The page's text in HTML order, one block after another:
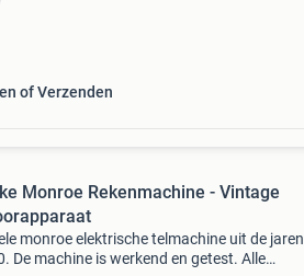
of Verzenden
Monroe Rekenmachine - Vintage
monroe elektrische telmachine uit de jaren
De machine is werkend en getest. Alle